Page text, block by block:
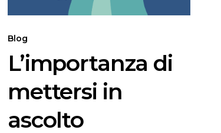
Blog
L’importanza di
mettersi in
ascolto